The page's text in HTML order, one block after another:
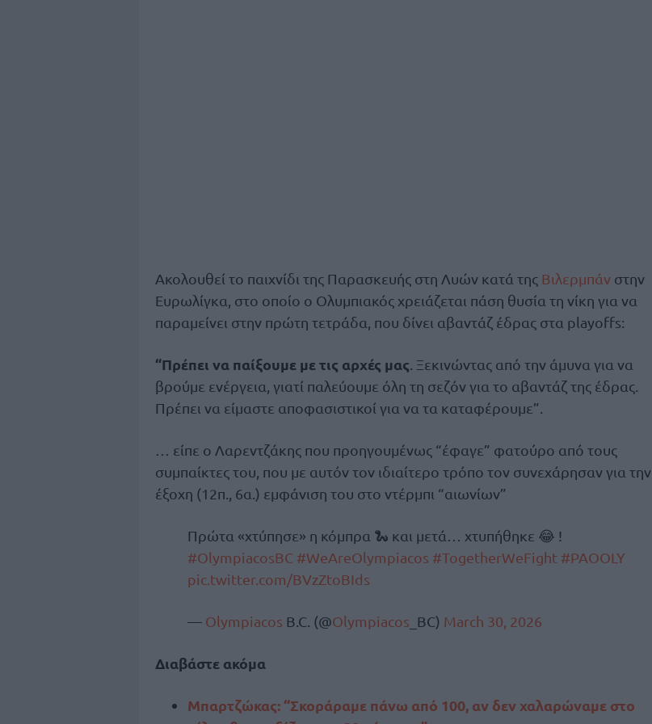
Ακολουθεί το παιχνίδι της Παρασκευής στη Λυών κατά της Βιλερμπάν στην
Ευρωλίγκα, στο οποίο ο Ολυμπιακός χρειάζεται πάση θυσία τη νίκη για να
παραμείνει στην πρώτη τετράδα, που δίνει αβαντάζ έδρας στα playoffs:
“Πρέπει να παίξουμε με τις αρχές μας. Ξεκινώντας από την άμυνα για να
βρούμε ενέργεια, γιατί παλεύουμε όλη τη σεζόν για το αβαντάζ της έδρας.
Πρέπει να είμαστε αποφασιστικοί για να τα καταφέρουμε”.
… είπε ο Λαρεντζάκης που προηγουμένως “έφαγε” φατούρο από τους
συμπαίκτες του, που με αυτόν τον ιδιαίτερο τρόπο τον συνεχάρησαν για την
έξοχη (12π., 6α.) εμφάνιση του στο ντέρμπι “αιωνίων”
Πρώτα «χτύπησε» η κόμπρα 🐍 και μετά… χτυπήθηκε 😂 !
#OlympiacosBC #WeAreOlympiacos #TogetherWeFight #PAOOLY
pic.twitter.com/BVzZtoBIds
— Olympiacos B.C. (@Olympiacos _BC) March 30, 2026
Διαβάστε ακόμα
Μπαρτζώκας: “Σκοράραμε πάνω από 100, αν δεν χαλαρώναμε στο